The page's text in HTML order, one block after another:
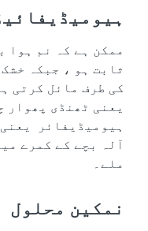
ممکن ہے کہ نم ہوا
ثابت ہو ، جبکہ
کی طرف مائل کرتی
یعنی ٹھنڈی پھوار
ہیومیڈیفائر
آلہ بچے کے کمرے
ملے۔
نمکین محلول